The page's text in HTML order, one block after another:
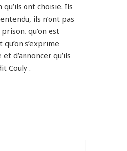
ont choisie. Ils
ils n’ont pas
qu’on est
s’exprime
d’annoncer qu’ils
Couly .